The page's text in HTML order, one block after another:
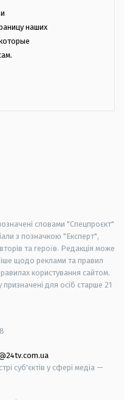
наших
словами "Спецпроєкт"
з позначкою "Експерт",
та героїв. Редакція може
щодо реклами та правил
користування сайтом.
призначені для осіб старше 21
суб'єктів у сфері медіа —